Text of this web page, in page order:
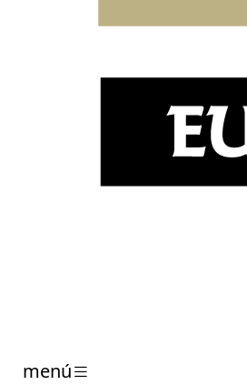
menú